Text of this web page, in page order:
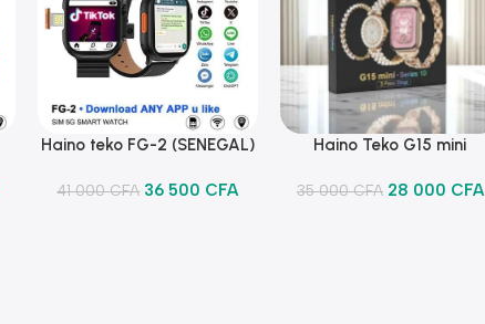
Ajouter Au Panier
Haino teko FG-2 (SENEGAL)
41 000CFA 36 500 CFA
Ajouter Au Panier
Haino Teko G15 mini
35 000CFA 28 000 CFA